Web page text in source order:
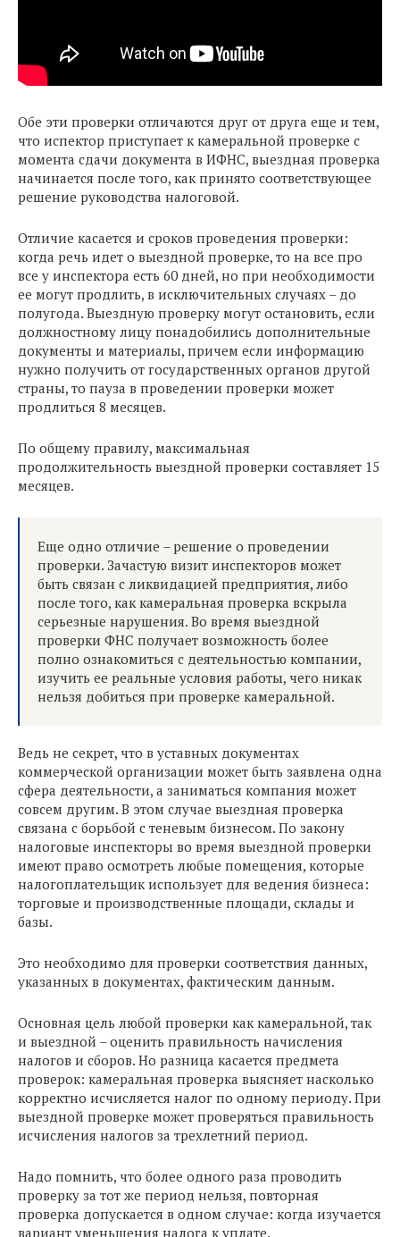
Обе эти проверки отличаются друг от друга еще и тем,
что испектор приступает к камеральной проверке с
момента сдачи документа в ИФНС, выездная проверка
начинается после того, как принято соответствующее
решение руководства налоговой.
Отличие касается и сроков проведения проверки:
когда речь идет о выездной проверке, то на все про
все у инспектора есть 60 дней, но при необходимости
ее могут продлить, в исключительных случаях – до
полугода. Выездную проверку могут остановить, если
должностному лицу понадобились дополнительные
документы и материалы, причем если информацию
нужно получить от государственных органов другой
страны, то пауза в проведении проверки может
продлиться 8 месяцев.
По общему правилу, максимальная
продолжительность выездной проверки составляет 15
месяцев.
Еще одно отличие – решение о проведении
проверки. Зачастую визит инспекторов может
быть связан с ликвидацией предприятия, либо
после того, как камеральная проверка вскрыла
серьезные нарушения. Во время выездной
проверки ФНС получает возможность более
полно ознакомиться с деятельностью компании,
изучить ее реальные условия работы, чего никак
нельзя добиться при проверке камеральной.
Ведь не секрет, что в уставных документах
коммерческой организации может быть заявлена одна
сфера деятельности, а заниматься компания может
совсем другим. В этом случае выездная проверка
связана с борьбой с теневым бизнесом. По закону
налоговые инспекторы во время выездной проверки
имеют право осмотреть любые помещения, которые
налогоплательщик использует для ведения бизнеса:
торговые и производственные площади, склады и
базы.
Это необходимо для проверки соответствия данных,
указанных в документах, фактическим данным.
Основная цель любой проверки как камеральной, так
и выездной – оценить правильность начисления
налогов и сборов. Но разница касается предмета
проверок: камеральная проверка выясняет насколько
корректно исчисляется налог по одному периоду. При
выездной проверке может проверяться правильность
исчисления налогов за трехлетний период.
Надо помнить, что более одного раза проводить
проверку за тот же период нельзя, повторная
проверка допускается в одном случае: когда изучается
вариант уменьшения налога к уплате.